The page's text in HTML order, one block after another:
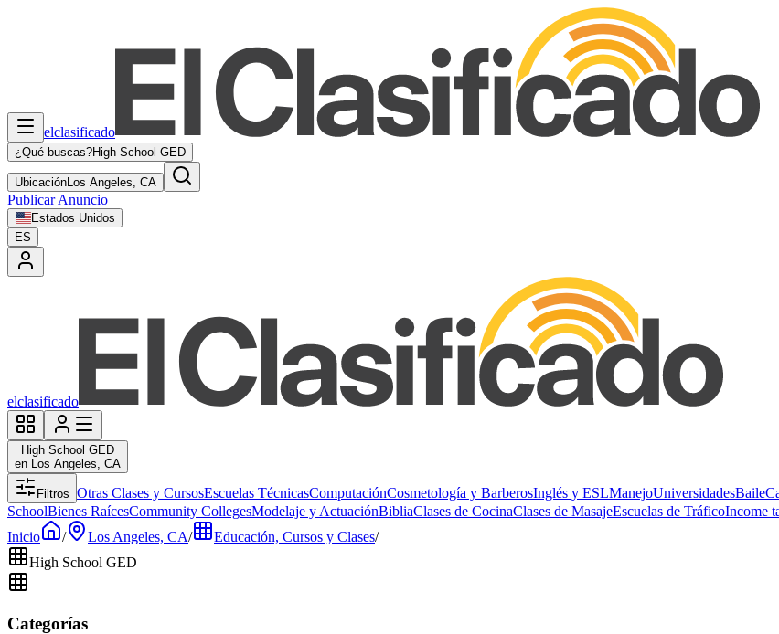
elclasificado
¿Qué buscas?High School GED
UbicaciónLos Angeles, CA
Publicar Anuncio
Estados Unidos
ES
elclasificado
High School GED
en Los Angeles, CA
Filtros Otras Clases y CursosEscuelas TécnicasComputaciónCosmetología y BarberosInglés y ESLManejoUniversidadesBaile
SchoolBienes RaícesCommunity CollegesModelaje y ActuaciónBibliaClases de CocinaClases de MasajeEscuelas de TráficoIncome
Inicio
/ Los Angeles, CA/ Educación, Cursos y Clases/
High School GED
Categorías